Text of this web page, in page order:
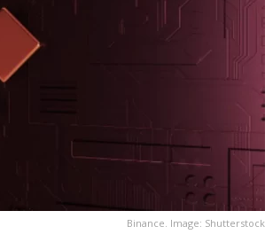
Binance. Image: Shutterstock